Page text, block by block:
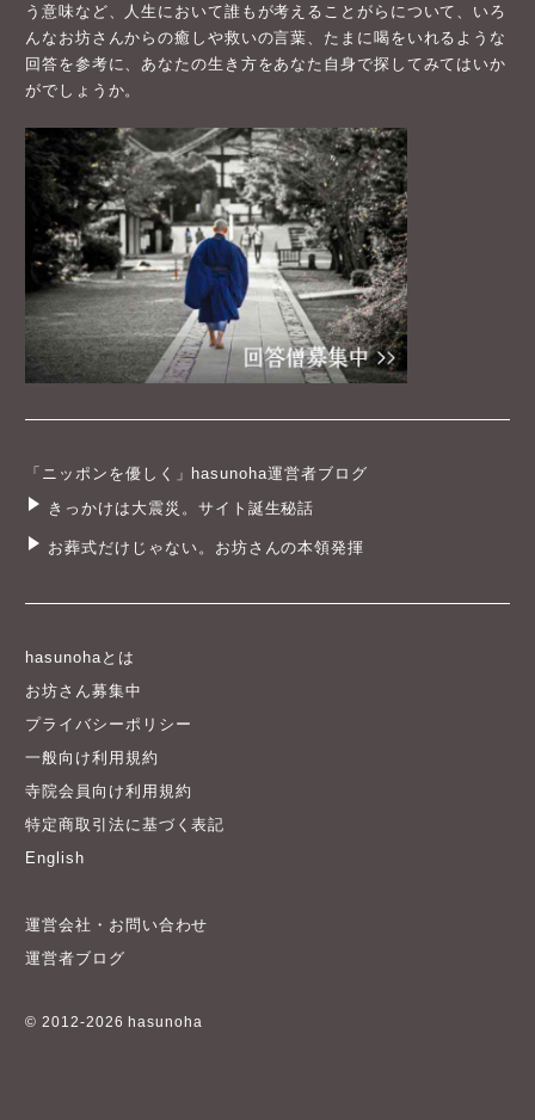
う意味など、人生において誰もが考えることがらについて、いろ
んなお坊さんからの癒しや救いの言葉、たまに喝をいれるような
回答を参考に、あなたの生き方をあなた自身で探してみてはいか
がでしょうか。
「ニッポンを優しく」hasunoha運営者ブログ
きっかけは大震災。サイト誕生秘話
お葬式だけじゃない。お坊さんの本領発揮
hasunohaとは
お坊さん募集中
プライバシーポリシー
一般向け利用規約
寺院会員向け利用規約
特定商取引法に基づく表記
English
運営会社・お問い合わせ
運営者ブログ
© 2012-2026 hasunoha